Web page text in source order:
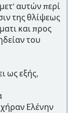
αυτών περί
της θλίψεως
και προς
του
ως εξής,
Ελένην